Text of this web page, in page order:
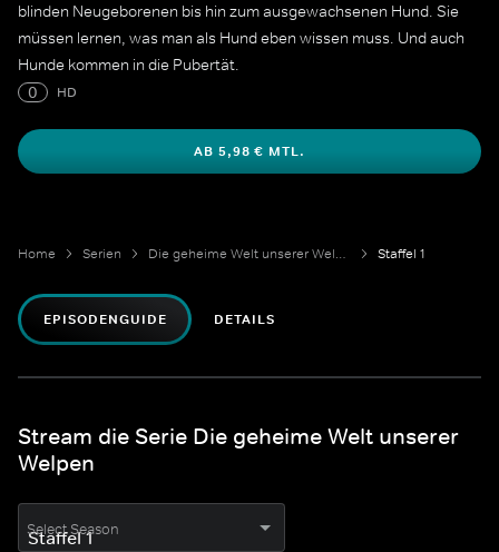
blinden Neugeborenen bis hin zum ausgewachsenen Hund. Sie
müssen lernen, was man als Hund eben wissen muss. Und auch
Hunde kommen in die Pubertät.
0
HD
AB 5,98 € MTL.
Home Serien Die geheime Welt unserer Welpen Staffel 1
EPISODENGUIDE DETAILS
Stream die Serie Die geheime Welt unserer
Welpen
Select Season